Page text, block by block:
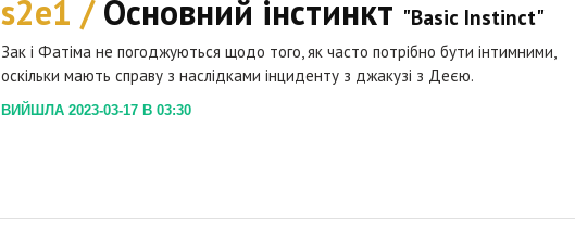
s2e1 /Основний інстинкт "Basic Instinct"
Зак і Фатіма не погоджуються щодо того, як часто потрібно бути інтимними,
оскільки мають справу з наслідками інциденту з джакузі з Деєю.
ВИЙШЛА 2023-03-17 В 03:30